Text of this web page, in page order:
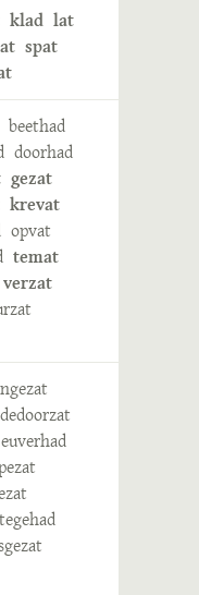
klad lat
spat
beethad
doorhad
gezat
krevat
opvat
temat
verzat
dedoorzat
euverhad
tegehad